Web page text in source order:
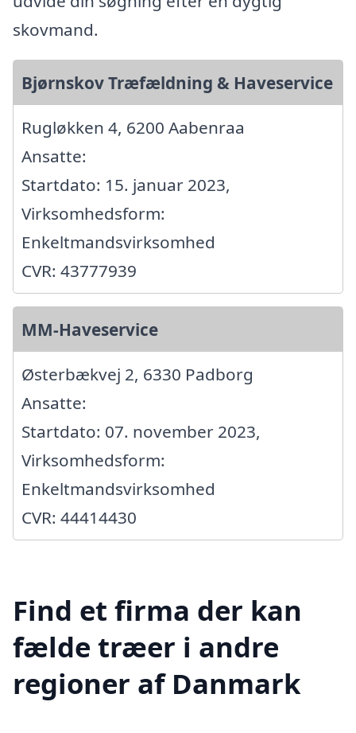
skovmand.
Bjørnskov Træfældning & Haveservice
Rugløkken 4, 6200 Aabenraa
Ansatte:
Startdato: 15. januar 2023,
Virksomhedsform:
Enkeltmandsvirksomhed
CVR: 43777939
MM-Haveservice
Østerbækvej 2, 6330 Padborg
Ansatte:
Startdato: 07. november 2023,
Virksomhedsform:
Enkeltmandsvirksomhed
CVR: 44414430
Find et firma der kan
fælde træer i andre
regioner af Danmark